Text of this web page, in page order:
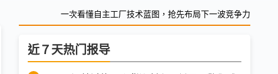
一次看懂自主工厂技术蓝图，抢先布局下一波竞争力
近７天热门报导